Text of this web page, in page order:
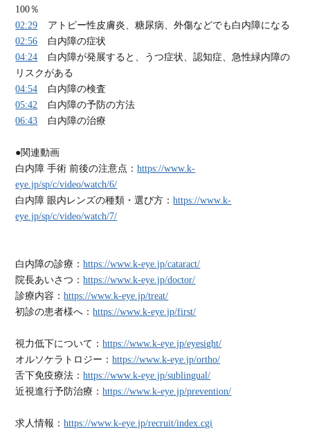
100％
02:29
アトピー性皮膚炎、糖尿病、外傷などでも白内障になる
02:56
白内障の症状
04:24
白内障が発展すると、うつ症状、認知症、急性緑内障の
リスクがある
04:54
白内障の検査
05:42
白内障の予防の方法
06:43
白内障の治療
●関連動画
白内障 手術 前後の注意点：https://www.k-
eye.jp/sp/c/video/watch/6/
白内障 眼内レンズの種類・選び方：https://www.k-
eye.jp/sp/c/video/watch/7/
白内障の診療：https://www.k-eye.jp/cataract/
院長あいさつ：https://www.k-eye.jp/doctor/
診療内容：https://www.k-eye.jp/treat/
初診の患者様へ：https://www.k-eye.jp/first/
視力低下について：https://www.k-eye.jp/eyesight/
オルソケラトロジー：https://www.k-eye.jp/ortho/
舌下免疫療法：https://www.k-eye.jp/sublingual/
近視進行予防治療：https://www.k-eye.jp/prevention/
求人情報：https://www.k-eye.jp/recruit/index.cgi